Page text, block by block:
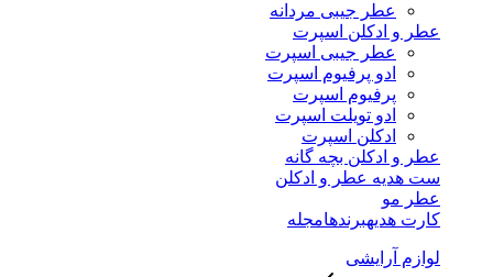
عطر جیبی مردانه
عطر و ادکلن اسپرت
عطر جیبی اسپرت
ادو پرفیوم اسپرت
پرفیوم اسپرت
ادو تویلت اسپرت
ادکلن اسپرت
عطر و ادکلن بچه گانه
ست هدیه عطر و ادکلن
عطر مو
کارت هدیهبرندهامجله
لوازم آرایشی